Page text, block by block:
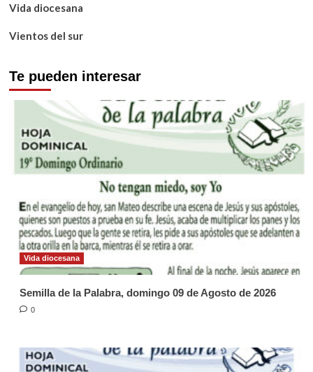
Vida diocesana
Vientos del sur
Te pueden interesar
Vida diocesana
Semilla de la Palabra, domingo 09 de Agosto de 2026
0